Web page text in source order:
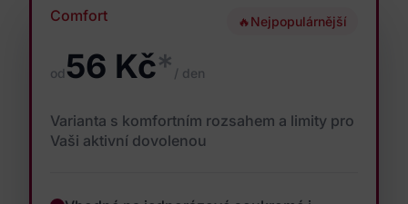
Comfort 🔥Nejpopulárnější
od 56 Kč* / den
Varianta s komfortním rozsahem a limity pro
Vaši aktivní dovolenou